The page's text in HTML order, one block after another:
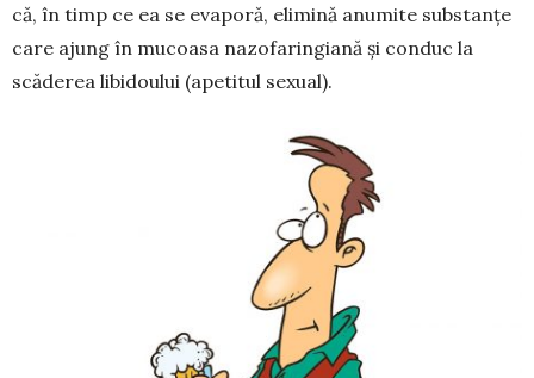
că, în timp ce ea se evaporă, elimină anumite substanțe
care ajung în mucoasa nazofaringiană și conduc la
scăderea libidoului (apetitul sexual).